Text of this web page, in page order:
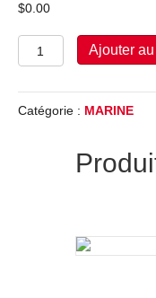
$0.00
de
Groupe
Desgagnés
Ajouter
Catégorie : MARINE